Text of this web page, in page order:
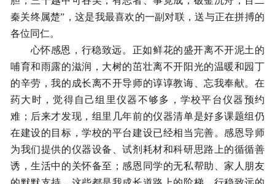
秦关终属楚”，这是我最喜欢的一副对联，送与正在拼搏的
各位同仁。
心怀感恩，行稳致远。正如鲜花的盛开离不开泥土的
哺育和雨露的滋润，大树的茁壮离不开阳光的温暖和园丁
的辛劳，我的成长离不开导师的谆谆教诲、忘我奉献。在
药大时，觉得自己组里仪器不够多，学校平台仪器预约
难；后来才发现，组里几年前的仪器清单是好多课题组仍
在建设的目标，学校的平台建设已经相当完善。感恩导师
为我们提供的仪器设备、试剂耗材和科研思路上的循循善
诱，生活中的关怀备至；感恩同学的无私帮助、家人朋友